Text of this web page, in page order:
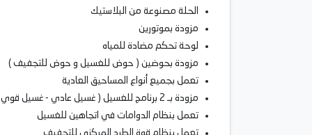
الحلة مصنوعة من البلاستيك
مزودة بموتورين
لوحة تحكم مضادة للمياه
مزودة بحوضين ( حوض للغسيل و حوض للتجفيف )
تعمل بجميع أنواع المساحيق العادية
مزودة بـ 2 برنامج للغسيل ( غسيل عادي - غسيل قوي )
تعمل بنظام الدوامات في اتجاهين للغسيل